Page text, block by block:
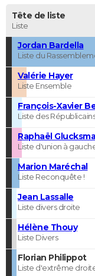
Tête de liste
Liste
Jordan Bardella
Liste du
Valérie Hayer
Liste Ensemble
François-Xavier
Liste des Républicains
Raphaël
Liste d'union à
Marion Maréchal
Liste Reconquête !
Jean Lassalle
Liste divers droite
Hélène Thouy
Liste Divers
Florian Philippot
Liste d'extrême